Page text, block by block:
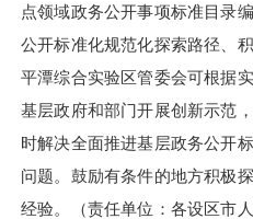
点领域政务公开事项标准目录
公开标准化规范化探索路径、
平潭综合实验区管委会可根据
基层政府和部门开展创新示范
时解决全面推进基层政务公开
问题。鼓励有条件的地方积极
经验。（责任单位：各设区市